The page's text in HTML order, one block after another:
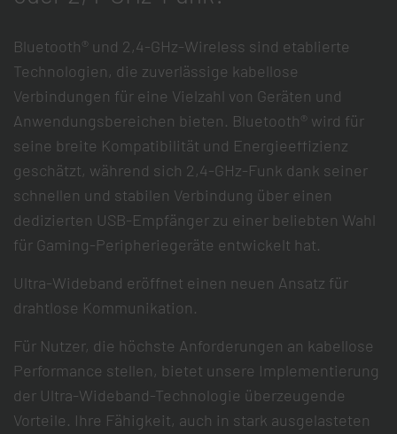
Bluetooth® und 2,4-GHz-Wireless sind etablierte
Technologien, die zuverlässige kabellose
Verbindungen für eine Vielzahl von Geräten und
Anwendungsbereichen bieten. Bluetooth® wird für
seine breite Kompatibilität und Energieeffizienz
geschätzt, während sich 2,4-GHz-Funk dank seiner
schnellen und stabilen Verbindung über einen
dedizierten USB-Empfänger zu einer beliebten Wahl
für Gaming-Peripheriegeräte entwickelt hat.
Ultra-Wideband eröffnet einen neuen Ansatz für
drahtlose Kommunikation.
Für Nutzer, die höchste Anforderungen an kabellose
Performance stellen, bietet unsere Implementierung
der Ultra-Wideband-Technologie überzeugende
Vorteile. Ihre Fähigkeit, auch in stark ausgelasteten